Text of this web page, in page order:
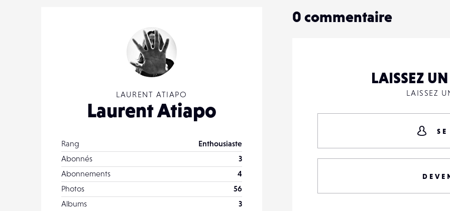
LAURENT ATIAPO
Laurent Atiapo
Rang
Enthousiaste
Abonnés
3
Abonnements
4
Photos
56
Albums
3
0 commentaire
LAISSEZ
LAISSEZ